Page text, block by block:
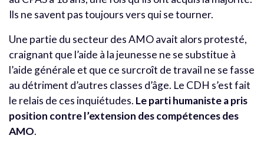
Ils ne savent pas toujours vers qui se tourner.
Une partie du secteur des AMO avait alors protesté,
craignant que l’aide à la jeunesse ne se substitue à
l’aide générale et que ce surcroît de travail ne se fasse
au détriment d’autres classes d’âge. Le CDH s’est fait
le relais de ces inquiétudes. Le parti humaniste a pris
position contre l’extension des compétences des
AMO.